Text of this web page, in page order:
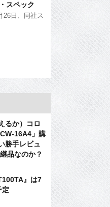
スペック
26日、同社ス
るか）コロ
16A4」購
勝手レビュ
品なのか？
』は7
定